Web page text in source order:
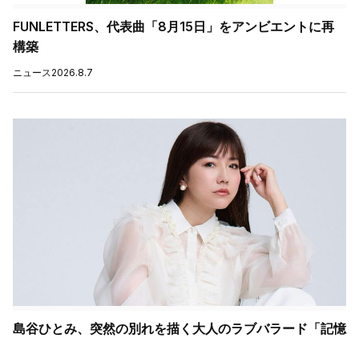
FUNLETTERS、代表曲「8月15日」をアンビエントに再
構築
ニュース2026.8.7
島谷ひとみ、突然の別れを描く大人のラブバラード「記憶